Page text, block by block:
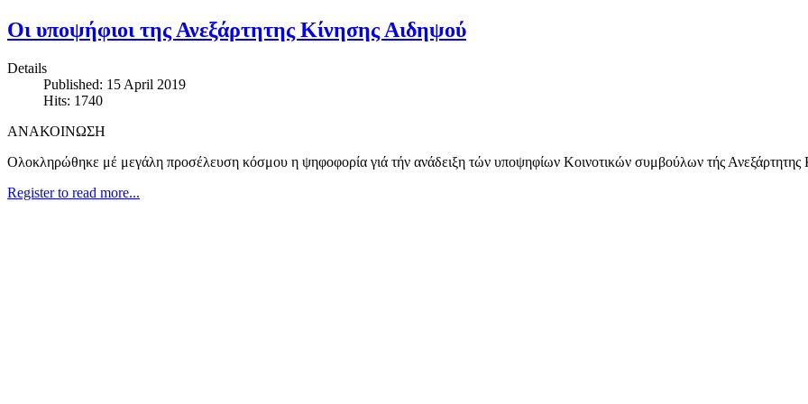
Οι υποψήφιοι της Ανεξάρτητης Κίνησης Αιδηψού
Details
Published: 15 April 2019
Hits: 1740
ΑΝΑΚΟΙΝΩΣΗ
Ολοκληρώθηκε μέ μεγάλη προσέλευση κόσμου η ψηφοφορία γιά τήν ανάδειξη τών υποψηφίων Κοινοτικών συμβούλων τής Ανεξάρτητης
Register to read more...